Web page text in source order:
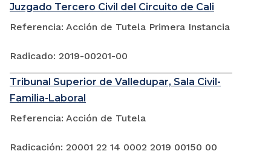
Juzgado Tercero Civil del Circuito de Cali
Referencia: Acción de Tutela Primera Instancia
Radicado: 2019-00201-00
Tribunal Superior de Valledupar, Sala Civil-
Familia-Laboral
Referencia: Acción de Tutela
Radicación: 20001 22 14 0002 2019 00150 00